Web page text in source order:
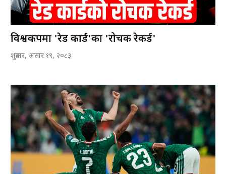
विश्वकपमा 'रेड कार्ड'का 'रोचक रेकर्ड'
शुक्रबार, असार १९, २०८३